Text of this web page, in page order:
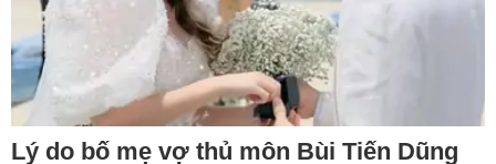
Lý do bố mẹ vợ thủ môn Bùi Tiến Dũng